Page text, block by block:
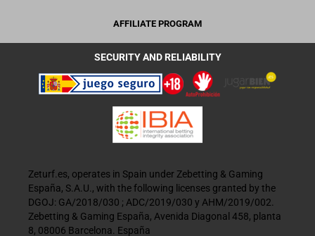
AFFILIATE PROGRAM
SECURITY AND RELIABILITY
Zeturf.es, operates in Spain under Zebetting & Gaming
España, S.A.U., with the following licenses granted by the
DGOJ: GA/2018/030 ; ADC/2019/030 y AHM/2019/002.
Zebetting & Gaming España, Avenida Diagonal 458, planta
8, 08006 Barcelona. España